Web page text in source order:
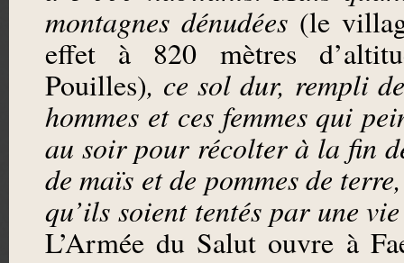
montagnes dénudées (le
effet à 820 mètres
Pouilles), ce sol dur, rempli
hommes et ces femmes qui
au soir pour récolter à la fin
de maïs et de pommes de
qu’ils soient tentés par une
L’Armée du Salut ouvre à